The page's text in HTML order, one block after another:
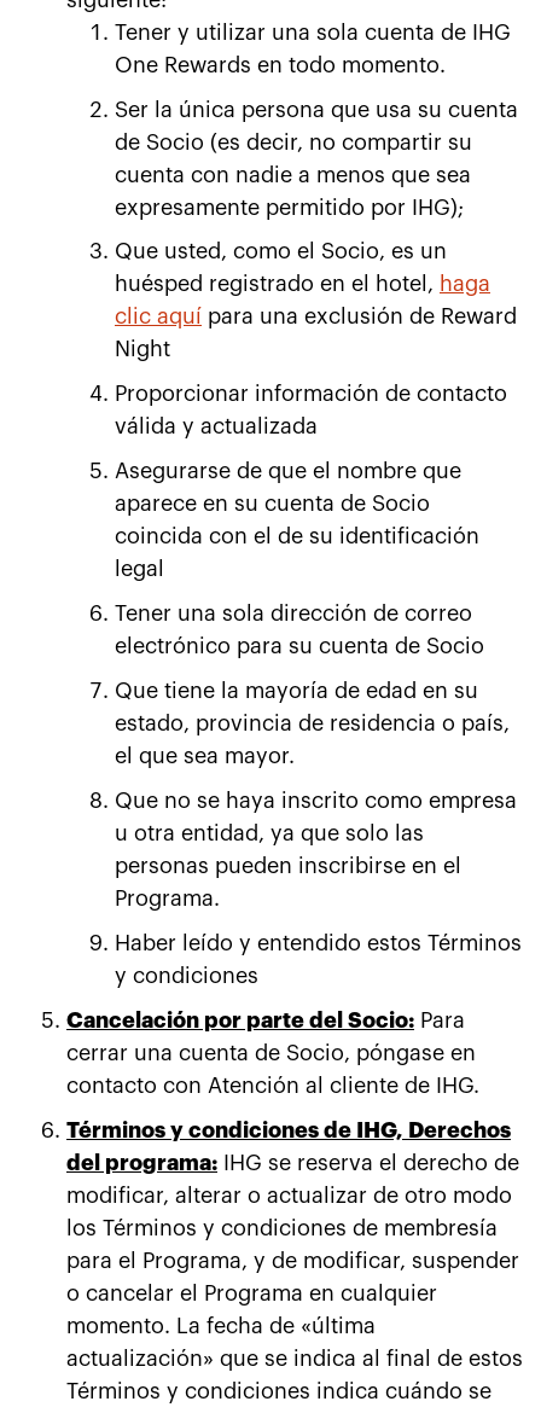
Tener y utilizar una sola cuenta de IHG
One Rewards en todo momento.
Ser la única persona que usa su cuenta
de Socio (es decir, no compartir su
cuenta con nadie a menos que sea
expresamente permitido por IHG);
Que usted, como el Socio, es un
huésped registrado en el hotel, haga
clic aquí para una exclusión de Reward
Night
Proporcionar información de contacto
válida y actualizada
Asegurarse de que el nombre que
aparece en su cuenta de Socio
coincida con el de su identificación
legal
Tener una sola dirección de correo
electrónico para su cuenta de Socio
Que tiene la mayoría de edad en su
estado, provincia de residencia o país,
el que sea mayor.
Que no se haya inscrito como empresa
u otra entidad, ya que solo las
personas pueden inscribirse en el
Programa.
Haber leído y entendido estos Términos
y condiciones
Cancelación por parte del Socio: Para
cerrar una cuenta de Socio, póngase en
contacto con Atención al cliente de IHG.
Términos y condiciones de IHG, Derechos
del programa: IHG se reserva el derecho de
modificar, alterar o actualizar de otro modo
los Términos y condiciones de membresía
para el Programa, y de modificar, suspender
o cancelar el Programa en cualquier
momento. La fecha de «última
actualización» que se indica al final de estos
Términos y condiciones indica cuándo se